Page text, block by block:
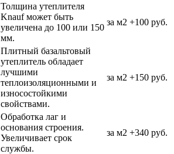
Толщина утеплителя
Knauf может быть
увеличена до 100 или 150
мм.
за м2 +100 руб.
Плитный базальтовый
утеплитель обладает
лучшими
теплоизоляционными и
износостойкими
свойствами.
за м2 +150 руб.
Обработка лаг и
основания строения.
Увеличивает срок
службы.
за м2 +340 руб.